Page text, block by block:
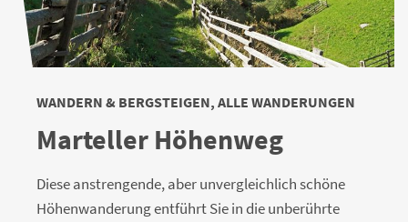
WANDERN & BERGSTEIGEN, ALLE WANDERUNGEN
Marteller Höhenweg
Diese anstrengende, aber unvergleichlich schöne
Höhenwanderung entführt Sie in die unberührte